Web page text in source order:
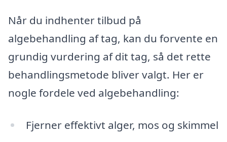
Når du indhenter tilbud på
algebehandling af tag, kan du forvente en
grundig vurdering af dit tag, så det rette
behandlingsmetode bliver valgt. Her er
nogle fordele ved algebehandling:
Fjerner effektivt alger, mos og skimmel